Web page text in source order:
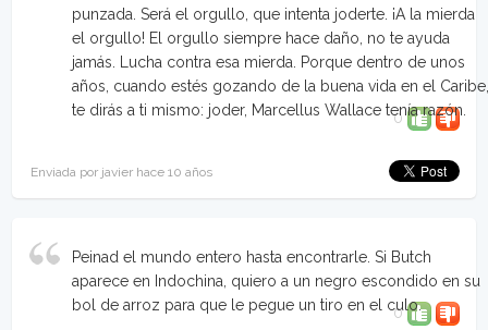
punzada. Será el orgullo, que intenta joderte. ¡A la mierda
el orgullo! El orgullo siempre hace daño, no te ayuda
jamás. Lucha contra esa mierda. Porque dentro de unos
años, cuando estés gozando de la buena vida en el
te dirás a ti mismo: joder, Marcellus Wallace tenía razón.
0
Enviada por javier hace 10 años
Peinad el mundo entero hasta encontrarle. Si Butch
aparece en Indochina, quiero a un negro escondido en su
bol de arroz para que le pegue un tiro en el culo.
0